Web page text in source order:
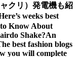
クリ）発電機も紹
weeks best
Know About
Shake?An
best fashion blogs
you will complete